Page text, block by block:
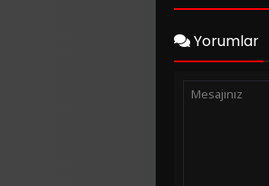
Yorumlar